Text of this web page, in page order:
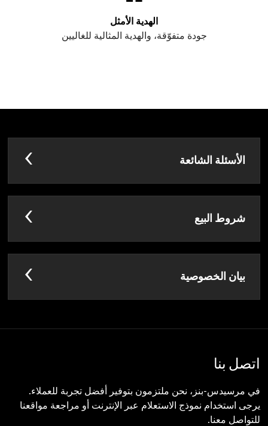
الهدية الأمثل
جودة متفوّقة، والهدية المثالية للغاليين
الأسئلة الشائعة
شروط البيع
بيان الخصوصية
اتصل بنا
في مرسيدس-بنز، نحن ملتزمون بتوفير أفضل تجربة للعملاء.
يرجى استخدام نموذج الاستعلام عبر الإنترنت أو مراجعة مواقعنا
للتواصل معنا.